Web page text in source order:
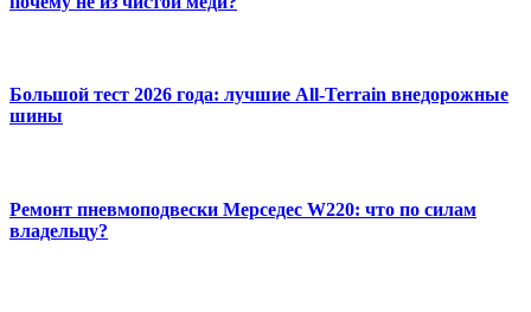
Большой тест 2026 года: лучшие All-Terrain внедорожные
шины
Ремонт пневмоподвески Мерседес W220: что по силам
владельцу?